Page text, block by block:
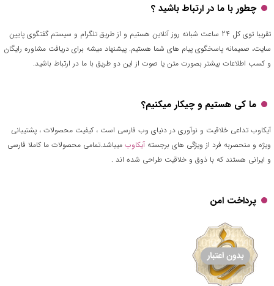
چطور با ما در ارتباط باشید ؟
تقریبا توی کل 24 ساعت شبانه روز آنلاین هستیم و از طریق تلگرام و سیستم گفتگوی پایین
سایت، صمیمانه پاسخگوی پیام های شما هستیم. پیشنهاد میشه برای دریافت مشاوره رایگان
و کسب اطلاعات بیشتر بصورت متن یا صوت از این دو طریق با ما در ارتباط باشید.
ما کی هستیم و چیکار میکنیم؟
آیکاوب تداعی خلاقیت و نوآوری در دنیای وب فارسی است ، کیفیت محصولات ، پشتیبانی
ویژه و منحصربه فرد از ویژگی های برجسته آیکاوب میباشد.تمامی محصولات ما کاملا فارسی
و ایرانی هستند که با ذوق و خلاقیت طراحی شده اند .
پرداخت امن